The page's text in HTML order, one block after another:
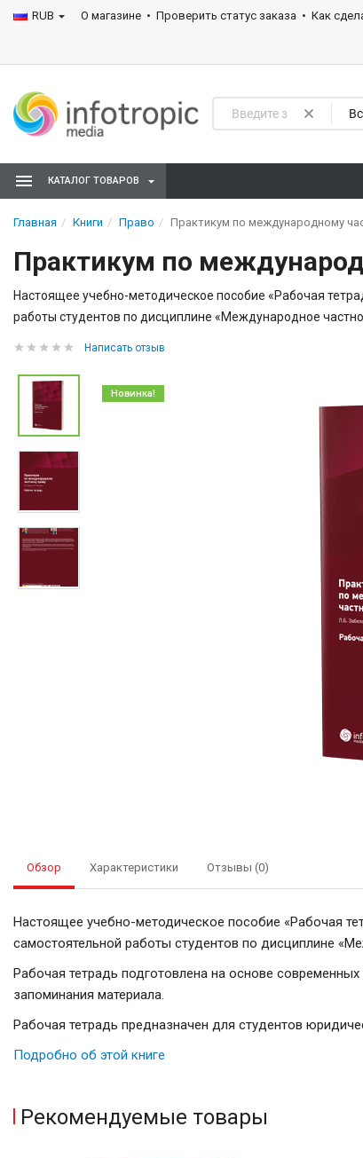
RUB О магазине Проверить статус заказа Как
КАТАЛОГ ТОВАРОВ
Главная Книги Право Практикум по международному
Практикум по
Настоящее учебно-методическое пособие «Рабочая
работы студентов по дисциплине «Международное
Написать отзыв
Новинка!
Обзор Характеристики Отзывы (0)
Настоящее учебно-методическое пособие «Рабочая
самостоятельной работы студентов по дисциплине
Рабочая тетрадь подготовлена на основе
запоминания материала.
Рабочая тетрадь предназначен для студентов
Подробно об этой книге
Рекомендуемые товары